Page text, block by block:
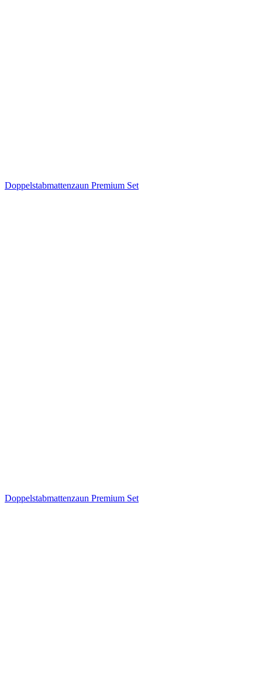
Doppelstabmattenzaun Premium Set
Doppelstabmattenzaun Premium Set